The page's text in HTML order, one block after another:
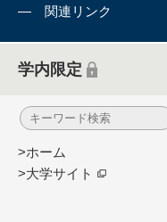
関連リンク
学内限定
>ホーム
>大学サイト